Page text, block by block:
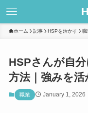
ホーム 記事 HSPを活かす 職
HSPさんが自
方法｜強みを
職業 January 1, 2026